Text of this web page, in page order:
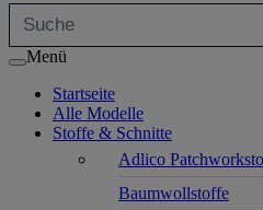
Menü
Startseite
Alle Modelle
Stoffe & Schnitte
Adlico
Baumwollstoffe